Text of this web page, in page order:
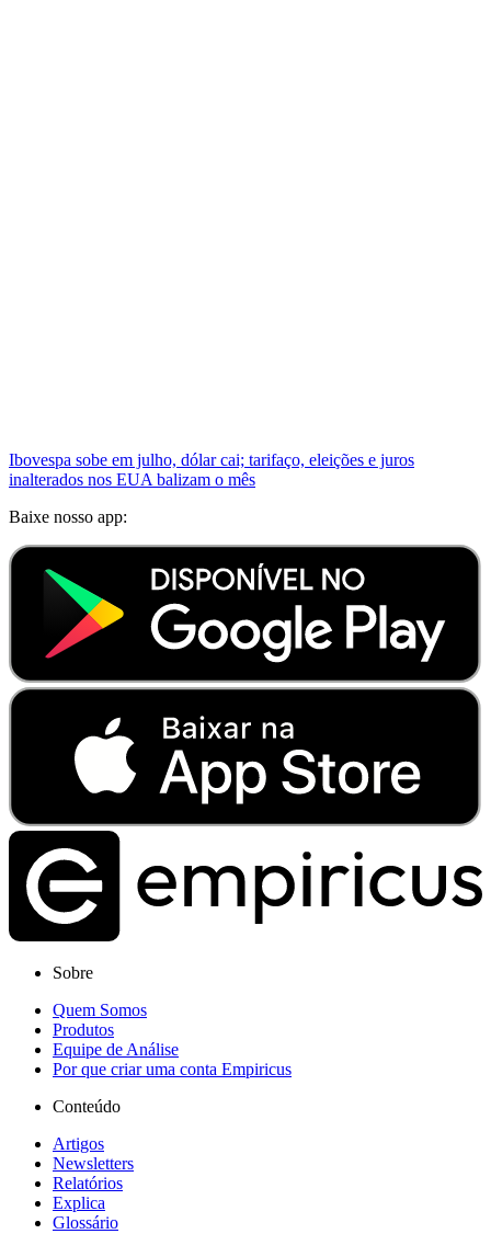
Ibovespa sobe em julho, dólar cai; tarifaço, eleições e juros
inalterados nos EUA balizam o mês
Baixe nosso app:
Sobre
Quem Somos
Produtos
Equipe de Análise
Por que criar uma conta Empiricus
Conteúdo
Artigos
Newsletters
Relatórios
Explica
Glossário